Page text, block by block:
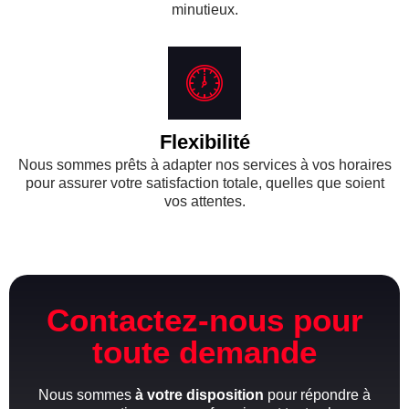
minutieux.
Flexibilité
Nous sommes prêts à adapter nos services à vos horaires
pour assurer votre satisfaction totale, quelles que soient
vos attentes.
Contactez-nous pour
toute demande
Nous sommes à votre disposition pour répondre à